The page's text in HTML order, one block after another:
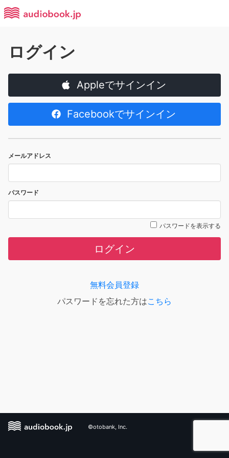
ログイン
Appleでサインイン
Facebookでサインイン
メールアドレス
パスワード
パスワードを表示する
ログイン
無料会員登録
パスワードを忘れた方はこちら
©otobank, Inc.